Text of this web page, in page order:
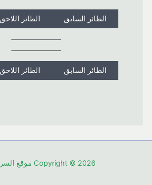
الطائر السابق الطائر اللاحق
الطائر السابق الطائر اللاحق
Copyright © 2026 موقع السرحان